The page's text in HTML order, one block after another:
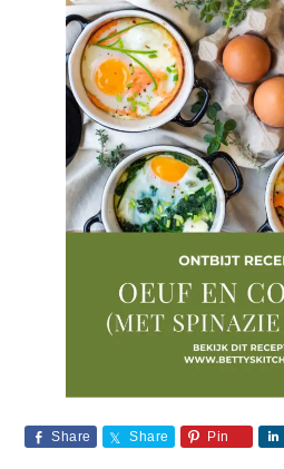
Share Share Pin